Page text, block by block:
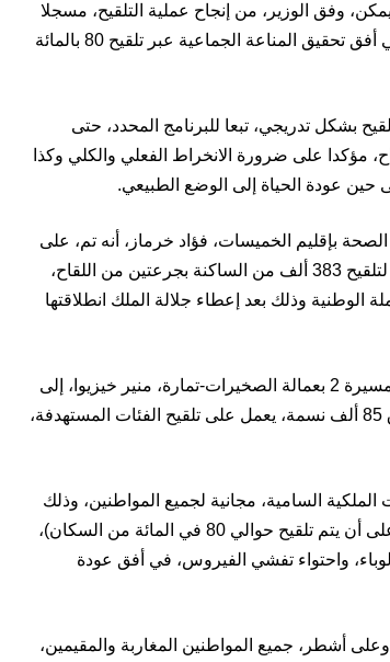
وفق الوزير، من إنجاح عملية التلقيح، مسجلا
أن نجاح عملية التلقيح رهين بأخذ الجرعة الثانية من اللقاح، في أفق تحقيق المناعة الجماعية عبر تلقيح 80 بالمائة
بشكل تدريجي، تبعا للبرنامج المحدد، حتى
مؤكدا على ضرورة الانخراط الفعلي والكلي وكذا
إلى حين عودة الحياة إلى الوضع الطبيعي.
بإقليم الخميسات، فؤاد خرماز، أنه تم، على
مستوى الإقليم تجهيز 48 مركز صحي قار و112 وحدة متنقلة لتلقيح 383 ألف من الساكنة بجرعتين من اللقاح،
وذلك بعد إعطاء جلالة الملك انطلاقتها
وفي تصريح مماثل، أشار الطبيب الرئيسي بالمركز الصحي المسيرة 2 بعمالة الصخيرات-تمارة، منير خيزيوا، إلى
أن المركز، الذي يعد الأكبر على الصعيد الإقليمي بساكنة تفوق 85 ألف نسمة، يعمل على تلقيح الفئات المستهدفة،
وطبقا للتعليمات الملكية السامية، مجانية لجميع المواطنين، وذلك
لتحقيق المناعة لجميع مكونات الشعب المغربي (30 مليون، على أن يتم تلقيح حوالي 80 في المائة من السكان)،
واحتواء تفشي الفيروس، في أفق عودة
أشطر، جميع المواطنين المغاربة والمقيمين،